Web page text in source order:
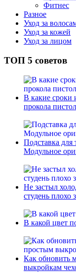
Фитнес
Разное
Уход за
Уход за кожей
Уход за лицом
ТОП 5 советов
В какие сроки
прокола
Подставка для
Модульное
Не застыл
студень плохо
В какой цвет
Как обновить
выкройкам